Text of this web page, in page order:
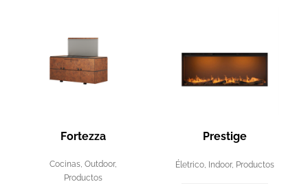
Fortezza
Cocinas, Outdoor,
Productos
Prestige
Életrico Indoor, Productos